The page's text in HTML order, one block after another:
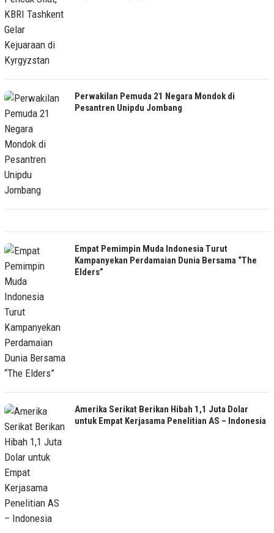
Perwakilan Pemuda 21 Negara Mondok di
Pesantren Unipdu Jombang
Empat Pemimpin Muda Indonesia Turut
Kampanyekan Perdamaian Dunia Bersama “The
Elders”
Amerika Serikat Berikan Hibah 1,1 Juta Dolar
untuk Empat Kerjasama Penelitian AS – Indonesia